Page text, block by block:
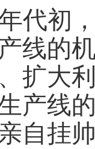
代初
线的
扩大
产线
自挂